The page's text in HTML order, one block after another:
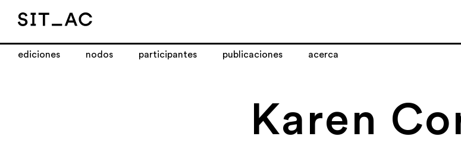
ediciones nodos participantes publicaciones acerca
Karen